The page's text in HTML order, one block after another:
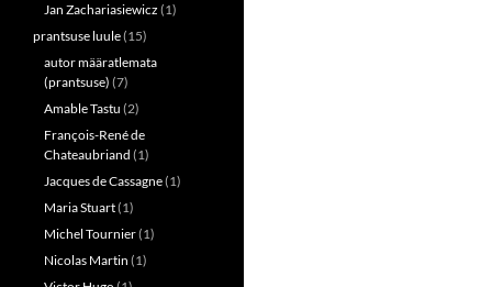
Jan Zachariasiewicz (1)
prantsuse luule(15)
autor määratlemata
(prantsuse) (7)
Amable Tastu (2)
François-René de
Chateaubriand (1)
Jacques de Cassagne(1)
Maria Stuart(1)
Michel Tournier(1)
Nicolas Martin (1)